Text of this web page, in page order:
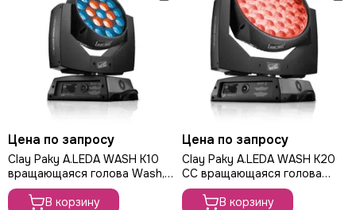
Цена по запросу
Clay Paky A.LEDA WASH K10
вращающаяся голова Wash,
285Вт
В корзину
Цена по запросу
Clay Paky A.LEDA WASH K20
CC вращающаяся голова
Wash, 555Вт
В корзину